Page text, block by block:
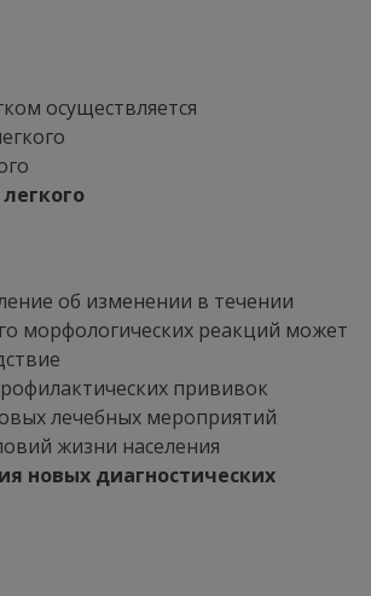
осуществляется
об изменении в течении
морфологических реакций может
прививок
лечебных мероприятий
жизни населения
новых диагностических